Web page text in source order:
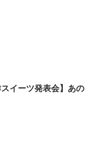
イーツ発表会】あの